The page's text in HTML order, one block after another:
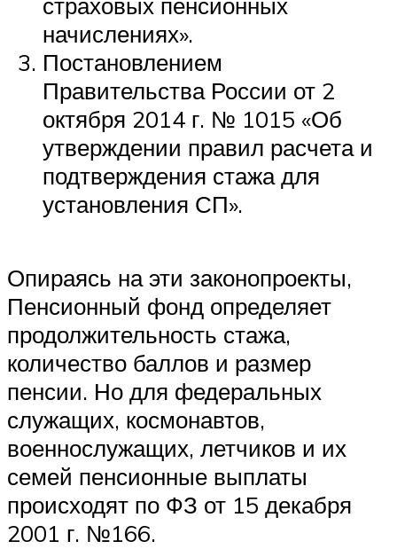
начислениях».
Постановлением
Правительства России от 2
октября 2014 г. № 1015 «Об
утверждении правил расчета и
подтверждения стажа для
установления СП».
Опираясь на эти законопроекты,
Пенсионный фонд определяет
продолжительность стажа,
количество баллов и размер
пенсии. Но для федеральных
служащих, космонавтов,
военнослужащих, летчиков и их
семей пенсионные выплаты
происходят по ФЗ от 15 декабря
2001 г. №166.